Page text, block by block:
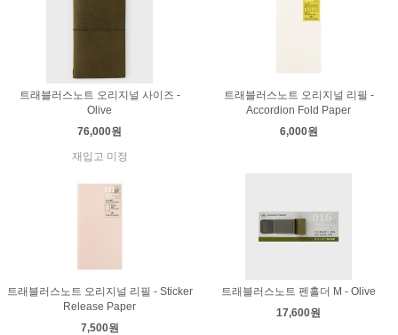
트래블러스노트 오리지널 사이즈 -
Olive
76,000원
재입고 미정
트래블러스노트 오리지널 리필 -
Accordion Fold Paper
6,000원
트래블러스노트 오리지널 리필 - Sticker
Release Paper
7,500원
트래블러스노트 펜홀더 M - Olive
17,600원